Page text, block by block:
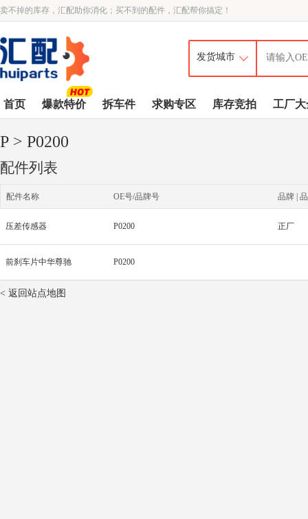
卖不掉的库存，汇配助你消化；买不到的配件，汇配帮你搞定！
首页 爆款特价 拆车件 求购专区 库存竞拍 工厂大
P > P0200
配件列表
配件名称 OE号/品牌号 品牌 |
压差传感器 P0200 正厂
前刹车片中华尊驰 P0200
< 返回站点地图